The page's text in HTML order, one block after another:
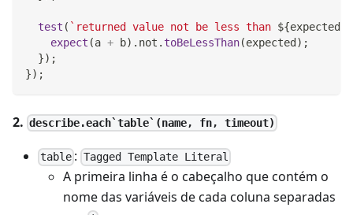
test ( ` returned value not be less than ${expected
expect (a + b) . not . toBeLessThan(expected ) ;
}) ;
}) ;
2. describe.each`table`(name, fn, timeout)
table : Tagged Template Literal
A primeira linha é o cabeçalho que contém o
nome das variáveis de cada coluna separadas